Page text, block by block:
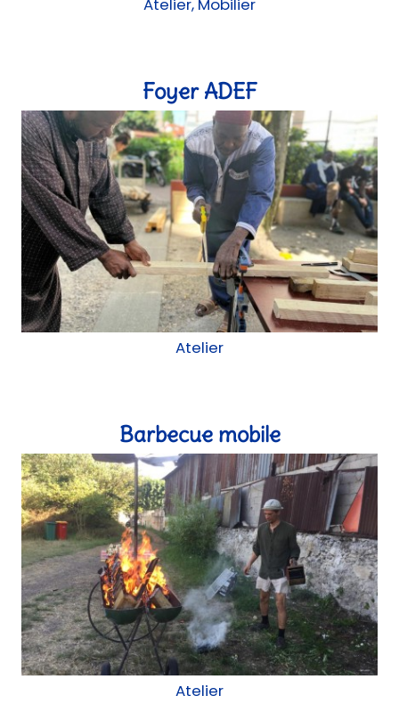
Atelier
Barbecue mobile
Atelier
Boîte à livres